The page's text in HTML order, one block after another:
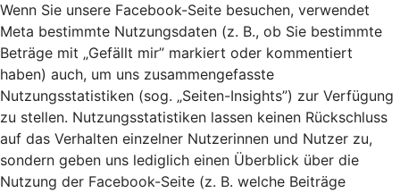
Wenn Sie unsere Facebook-Seite besuchen, verwendet
Meta bestimmte Nutzungsdaten (z. B., ob Sie bestimmte
Beträge mit „Gefällt mir” markiert oder kommentiert
haben) auch, um uns zusammengefasste
Nutzungsstatistiken (sog. „Seiten-Insights”) zur Verfügung
zu stellen. Nutzungsstatistiken lassen keinen Rückschluss
auf das Verhalten einzelner Nutzerinnen und Nutzer zu,
sondern geben uns lediglich einen Überblick über die
Nutzung der Facebook-Seite (z. B. welche Beiträge